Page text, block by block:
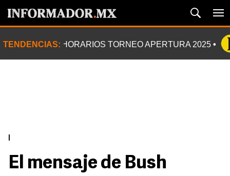
TENDENCIAS: HORARIOS TORNEO APERTURA 2025
El mensaje de Bush